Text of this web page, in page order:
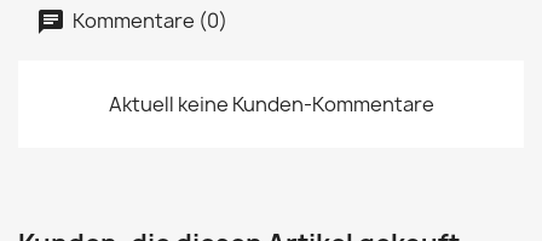
Kommentare (0)
Aktuell keine Kunden-Kommentare